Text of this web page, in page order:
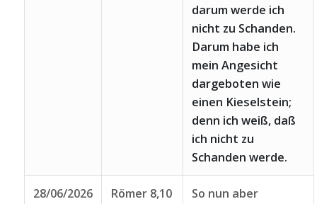
darum werde ich
nicht zu Schanden.
Darum habe ich
mein Angesicht
dargeboten wie
einen Kieselstein;
denn ich weiß, daß
ich nicht zu
Schanden werde.
28/06/2026 Römer 8,10
So nun aber